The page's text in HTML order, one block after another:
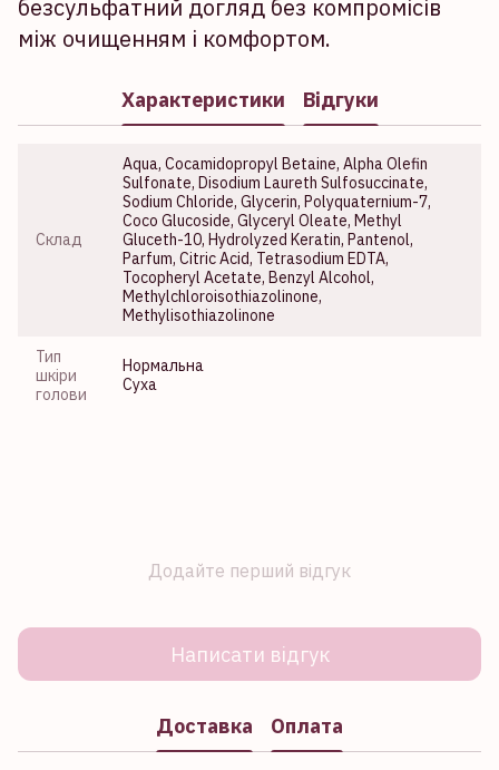
безсульфатний догляд без компромісів
між очищенням і комфортом.
Характеристики Відгуки
Склад
Aqua, Cocamidopropyl Betaine, Alpha Olefin
Sulfonate, Disodium Laureth Sulfosuccinate,
Sodium Chloride, Glycerin, Polyquaternium-7,
Coco Glucoside, Glyceryl Oleate, Methyl
Gluceth-10, Hydrolyzed Keratin, Pantenol,
Parfum, Citric Acid, Tetrasodium EDTA,
Tocopheryl Acetate, Benzyl Alcohol,
Methylchloroisothiazolinone,
Methylisothiazolinone
Тип
шкіри
голови
Нормальна
Суха
Додайте перший відгук
Написати відгук
Доставка Оплата